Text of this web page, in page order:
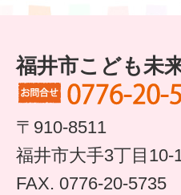
福井市こども未
〒910-8511
福井市大手3丁目
FAX. 0776-20-5735
妊娠
出産〜3か月
3か月〜6か月
6か月〜1歳